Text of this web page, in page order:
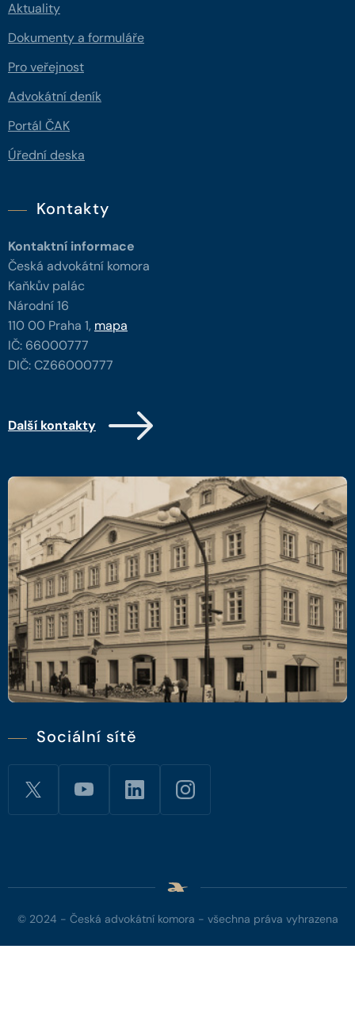
Aktuality
Dokumenty a formuláře
Pro veřejnost
Advokátní deník
Portál ČAK
Úřední deska
Kontakty
Kontaktní informace
Česká advokátní komora
Kaňkův palác
Národní 16
110 00 Praha 1, mapa
IČ: 66000777
DIČ: CZ66000777
Další kontakty
Sociální sítě
© 2024 - Česká advokátní komora - všechna práva vyhrazena